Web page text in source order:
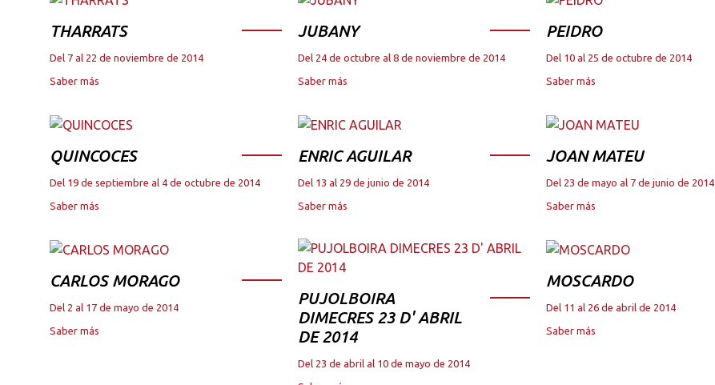
THARRATS
Del 7 al 22 de noviembre de 2014
Saber más
JUBANY
Del 24 de octubre al 8 de noviembre de 2014
Saber más
PEIDRO
Del 10 al 25 de octubre de 2014
Saber más
QUINCOCES
Del 19 de septiembre al 4 de octubre de 2014
Saber más
ENRIC AGUILAR
Del 13 al 29 de junio de 2014
Saber más
JOAN MATEU
Del 23 de mayo al 7 de junio de 2014
Saber más
CARLOS MORAGO
Del 2 al 17 de mayo de 2014
Saber más
PUJOLBOIRA
DIMECRES 23 D' ABRIL
DE 2014
Del 23 de abril al 10 de mayo de 2014
MOSCARDO
Del 11 al 26 de abril de 2014
Saber más